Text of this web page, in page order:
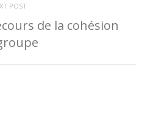
POST
de la cohésion